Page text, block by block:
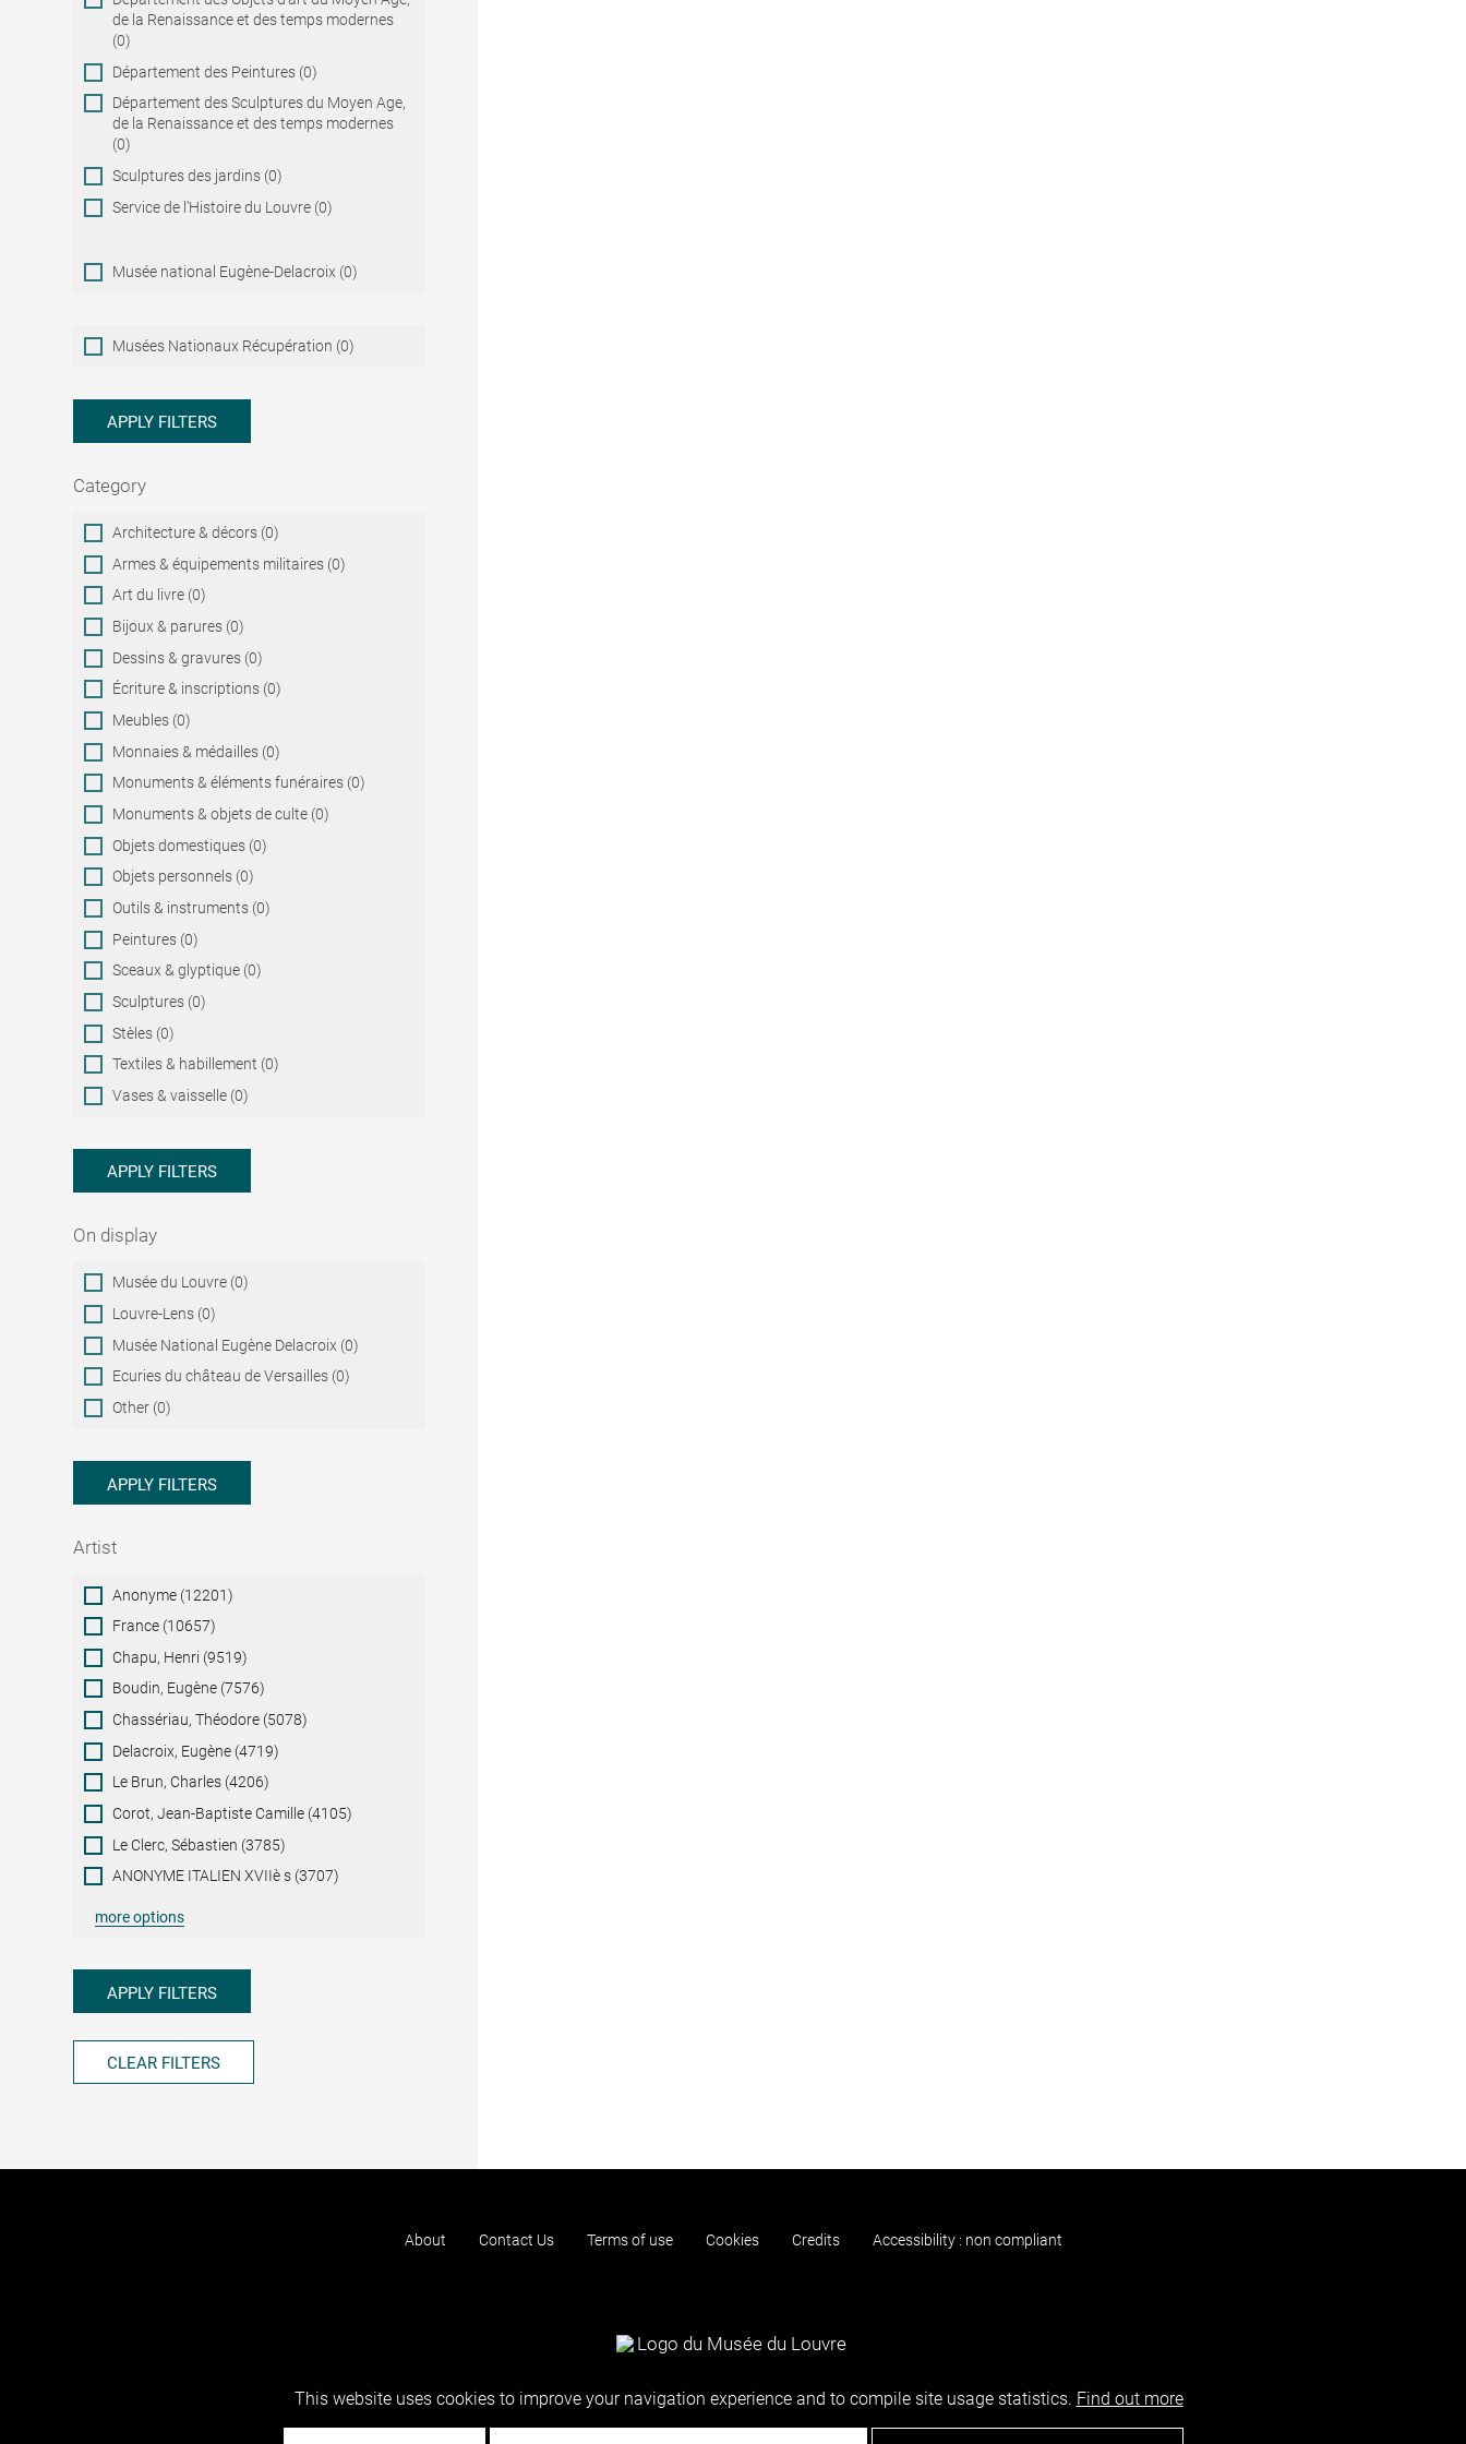
de la Renaissance et des temps modernes
(0)
Département des Peintures (0)
Département des Sculptures du Moyen Age,
de la Renaissance et des temps modernes
(0)
Sculptures des jardins (0)
Service de l'Histoire du Louvre (0)
Musée national Eugène-Delacroix (0)
Musées
Nationaux
Musées Nationaux Récupération (0)
APPLY FILTERS
Category
Category
Architecture & décors (0)
Armes & équipements militaires (0)
Art du livre (0)
Bijoux & parures (0)
Dessins & gravures (0)
Écriture & inscriptions (0)
Meubles (0)
Monnaies & médailles (0)
Monuments & éléments funéraires (0)
Monuments & objets de culte (0)
Objets domestiques (0)
Objets personnels (0)
Outils & instruments (0)
Peintures (0)
Sceaux & glyptique (0)
Sculptures (0)
Stèles (0)
Textiles & habillement (0)
Vases & vaisselle (0)
APPLY FILTERS
On display
On
display
Musée du Louvre (0)
Louvre-Lens (0)
Musée National Eugène Delacroix (0)
Ecuries du château de Versailles (0)
Other (0)
APPLY FILTERS
Artist
ArtistAnonyme (12201)
France (10657)
Chapu, Henri (9519)
Boudin, Eugène (7576)
Chassériau, Théodore (5078)
Delacroix, Eugène (4719)
Le Brun, Charles (4206)
Corot, Jean-Baptiste Camille (4105)
Le Clerc, Sébastien (3785)
ANONYME ITALIEN XVIIè s (3707)
more options
APPLY FILTERS
CLEAR FILTERS
About Contact Us Terms of use Cookies Credits Accessibility : non compliant
This website uses cookies to improve your navigation experience and to compile site usage statistics. Find out more